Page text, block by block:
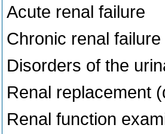
Acute renal failure
Chronic renal failure
Disorders of the
Renal replacement
Renal function